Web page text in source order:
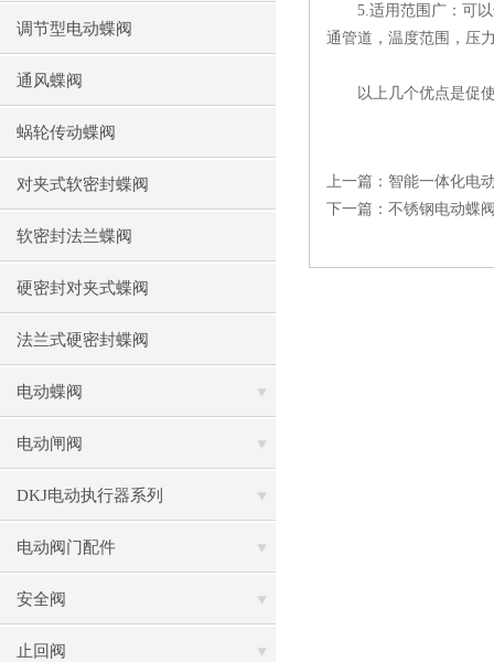
调节型电动蝶阀
通风蝶阀
蜗轮传动蝶阀
对夹式软密封蝶阀
软密封法兰蝶阀
硬密封对夹式蝶阀
法兰式硬密封蝶阀
电动蝶阀
电动闸阀
DKJ电动执行器系列
电动阀门配件
安全阀
止回阀
5.适用范围广：可以
通管道，温度范围，压
以上几个优点是促使
上一篇： 智能一体化电
下一篇： 不锈钢电动蝶